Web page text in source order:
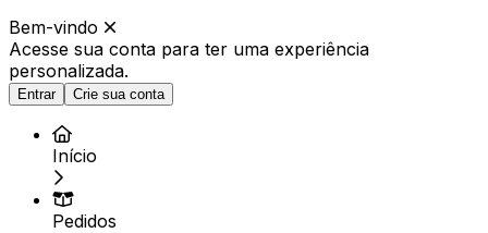
Bem-vindo
Acesse sua conta para ter uma experiência
personalizada.
Entrar Crie sua conta
Início
Pedidos